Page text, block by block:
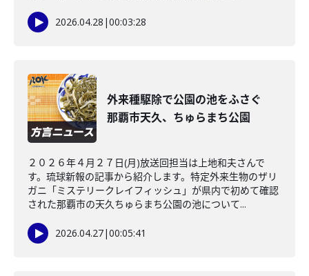
2026.04.28 |00:03:28
外来種駆除で公園の池をふさぐ
那覇市天久、ちゅらまち公園
２０２６年４月２７日(月)放送回担当は上地和夫さんで
す。琉球新報の記事から紹介します。特定外来生物のザリ
ガニ「ミステリークレイフィッシュ」が県内で初めて確認
された那覇市の天久ちゅらまち公園の池について...
2026.04.27|00:05:41